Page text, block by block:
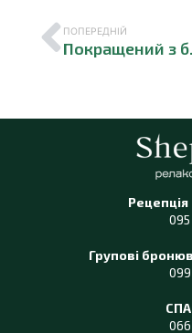
ПОПЕРЕДНІЙ
095
Групові
099